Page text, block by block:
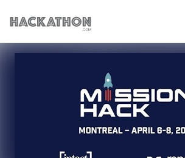
CORPORATE SERVICES